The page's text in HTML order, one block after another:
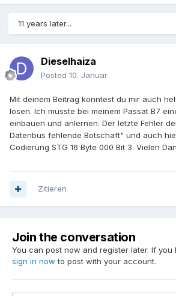
11 years later...
Dieselhaiza
Posted 10. Januar
Mit deinem Beitrag konntest du mir auch
lösen. Ich musste bei meinem Passat B7
einbauen und anlernen. Der letzte Fehler
Datenbus fehlende Botschaft" und auch
Codierung STG 16 Byte 000 Bit 3. Vielen
Zitieren
Join the conversation
You can post now and register later. If
sign in now to post with your account.